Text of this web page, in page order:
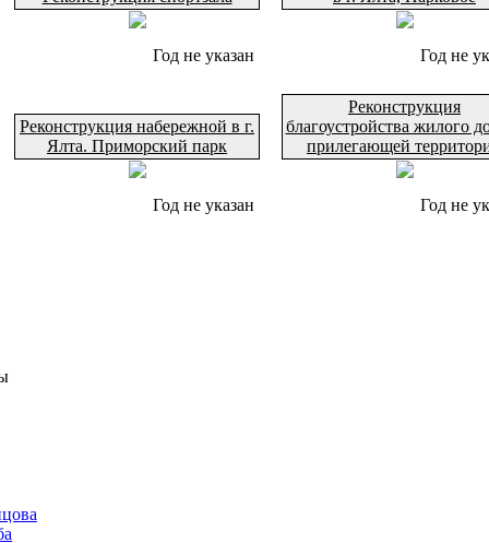
Год не указан Год не
Реконструкция набережной в г.
Ялта. Приморский парк
Год не указан
Реконструкция
благоустройства жилого
прилегающей
Год не